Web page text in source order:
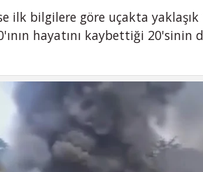
ilk bilgilere göre uçakta yaklaşık
hayatını kaybettiği 20'sinin